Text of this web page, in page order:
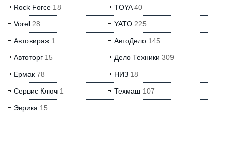
Rock Force 18 TOYA40
Vorel 28 YATO225
Автовираж 1 АвтоДело145
Автоторг 15 Дело Техники 309
Ермак 78 НИЗ18
Сервис Ключ 1 Техмаш107
Эврика 15